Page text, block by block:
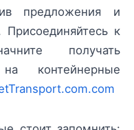
предложения и
Присоединяйтесь к
получать
контейнерные